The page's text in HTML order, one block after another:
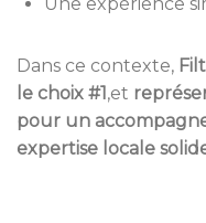
Dans ce contexte,
le choix #1,et
pour un
expertise locale